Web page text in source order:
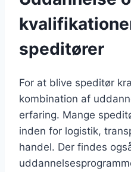
speditører
For at blive speditør
kombination af
erfaring. Mange
inden for logistik,
handel. Der findes